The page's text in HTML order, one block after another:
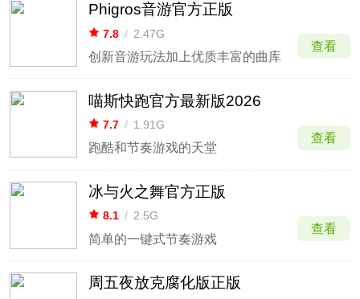
Phigros音游官方正版
7.8 / 2.47G
创新音游玩法加上优质丰富的曲库
查看
喵斯快跑官方最新版2026
7.7 / 1.91G
跑酷和节奏游戏的天堂
查看
冰与火之舞官方正版
8.1 / 2.5G
简单的一键式节奏游戏
查看
周五夜放克腐化版正版